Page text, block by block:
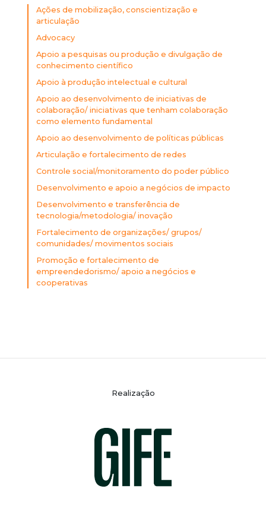
Ações de mobilização, conscientização e
articulação
Advocacy
Apoio a pesquisas ou produção e divulgação de
conhecimento científico
Apoio à produção intelectual e cultural
Apoio ao desenvolvimento de iniciativas de
colaboração/ iniciativas que tenham colaboração
como elemento fundamental
Apoio ao desenvolvimento de políticas públicas
Articulação e fortalecimento de redes
Controle social/monitoramento do poder público
Desenvolvimento e apoio a negócios de impacto
Desenvolvimento e transferência de
tecnologia/metodologia/ inovação
Fortalecimento de organizações/ grupos/
comunidades/ movimentos sociais
Promoção e fortalecimento de
empreendedorismo/ apoio a negócios e
cooperativas
Realização